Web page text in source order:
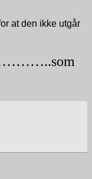
at den ikke utgår